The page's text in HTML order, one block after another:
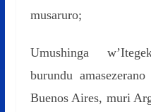
musaruro;
Umushinga
burundu
Buenos Aires, muri